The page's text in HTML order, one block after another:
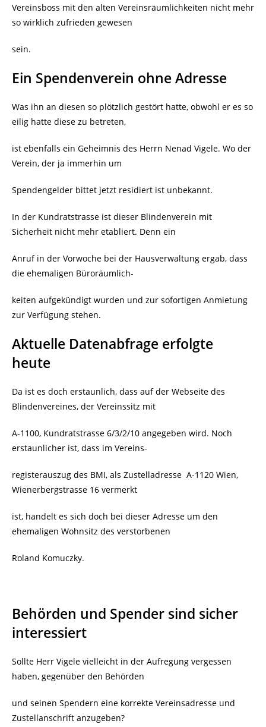
Vereinsboss mit den alten Vereinsräumlichkeiten nicht mehr
so wirklich zufrieden gewesen
sein.
Ein Spendenverein ohne Adresse
Was ihn an diesen so plötzlich gestört hatte, obwohl er es so
eilig hatte diese zu betreten,
ist ebenfalls ein Geheimnis des Herrn Nenad Vigele. Wo der
Verein, der ja immerhin um
Spendengelder bittet jetzt residiert ist unbekannt.
In der Kundratstrasse ist dieser Blindenverein mit
Sicherheit nicht mehr etabliert. Denn ein
Anruf in der Vorwoche bei der Hausverwaltung ergab, dass
die ehemaligen Büroräumlich-
keiten aufgekündigt wurden und zur sofortigen Anmietung
zur Verfügung stehen.
Aktuelle Datenabfrage erfolgte
heute
Da ist es doch erstaunlich, dass auf der Webseite des
Blindenvereines, der Vereinssitz mit
A-1100, Kundratstrasse 6/3/2/10 angegeben wird. Noch
erstaunlicher ist, dass im Vereins-
registerauszug des BMI, als Zustelladresse A-1120 Wien,
Wienerbergstrasse 16 vermerkt
ist, handelt es sich doch bei dieser Adresse um den
ehemaligen Wohnsitz des verstorbenen
Roland Komuczky.
Behörden und Spender sind sicher
interessiert
Sollte Herr Vigele vielleicht in der Aufregung vergessen
haben, gegenüber den Behörden
und seinen Spendern eine korrekte Vereinsadresse und
Zustellanschrift anzugeben?